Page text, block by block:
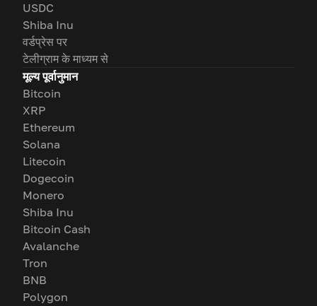
USDC
Shiba Inu
वर्डप्रेस पर
टेलीग्राम के माध्यम से
मूल्य पूर्वानुमान
Bitcoin
XRP
Ethereum
Solana
Litecoin
Dogecoin
Monero
Shiba Inu
Bitcoin Cash
Avalanche
Tron
BNB
Polygon